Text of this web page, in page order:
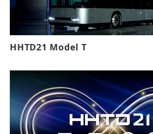
HHTD21 Model T